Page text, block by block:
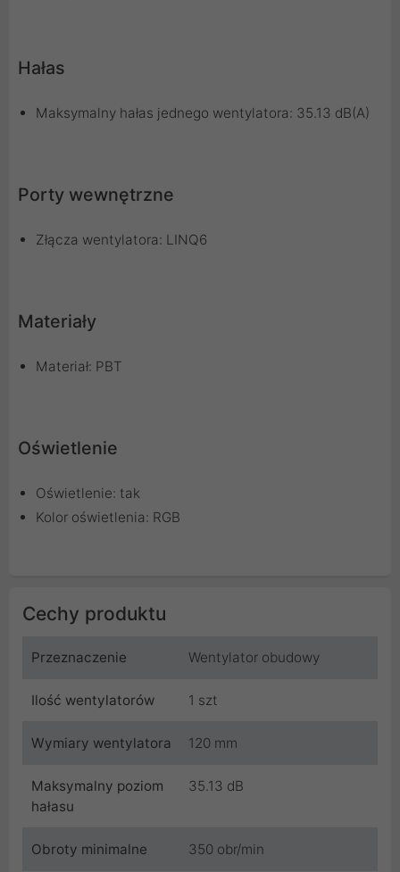
Hałas
Maksymalny hałas jednego wentylatora: 35.13 dB(A)
Porty wewnętrzne
Złącza wentylatora: LINQ6
Materiały
Materiał: PBT
Oświetlenie
Oświetlenie: tak
Kolor oświetlenia: RGB
Cechy produktu
Przeznaczenie Wentylator obudowy
Ilość wentylatorów 1 szt
Wymiary wentylatora 120 mm
Maksymalny poziom
hałasu
35.13 dB
Obroty minimalne 350 obr/min